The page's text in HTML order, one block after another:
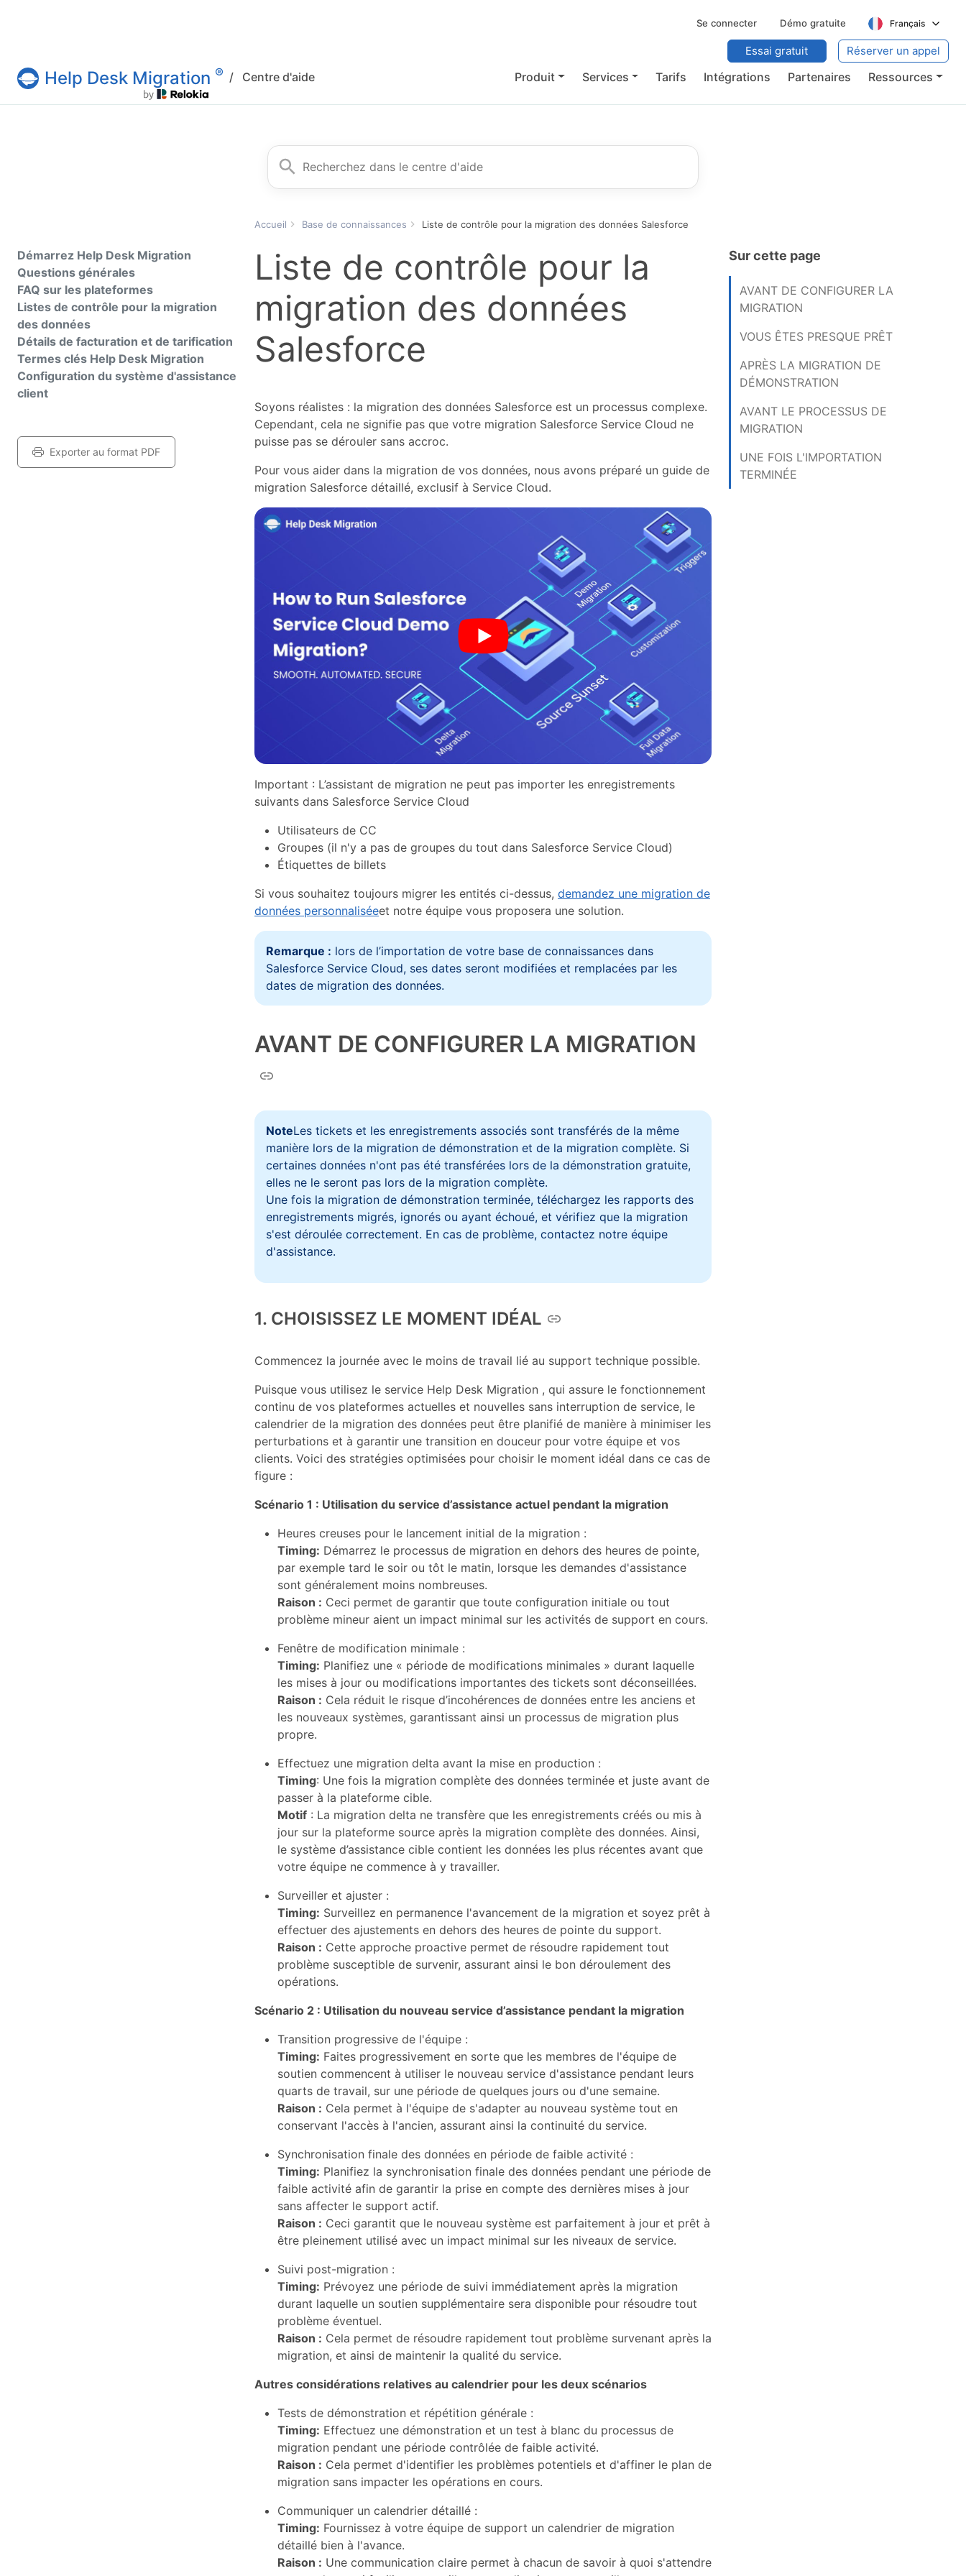
Se connecter Démo gratuite Français
Service Help Desk Migration
Help Desk Migration ® / Centre d'aide Produit Services Tarifs Intégrations Partenaires Ressources
Essai gratuit Réserver un appel
Rechercher
Accueil Base de connaissances Liste de contrôle pour la migration des données Salesforce
Démarrez Help Desk Migration
Questions générales
FAQ sur les plateformes
Listes de contrôle pour la migration
des données
Détails de facturation et de tarification
Termes clés Help Desk Migration
Configuration du système d'assistance
client
Exporter au format PDF
Liste de contrôle pour la
migration des données
Salesforce
Soyons réalistes : la migration des données Salesforce est un processus complexe.
Cependant, cela ne signifie pas que votre migration Salesforce Service Cloud ne
puisse pas se dérouler sans accroc.
Pour vous aider dans la migration de vos données, nous avons préparé un guide de
migration Salesforce détaillé, exclusif à Service Cloud.
Important : L’assistant de migration ne peut pas importer les enregistrements
suivants dans Salesforce Service Cloud
Utilisateurs de CC
Groupes (il n'y a pas de groupes du tout dans Salesforce Service Cloud)
Étiquettes de billets
Si vous souhaitez toujours migrer les entités ci-dessus, demandez une migration de
données personnaliséeet notre équipe vous proposera une solution.
Remarque : lors de l’importation de votre base de connaissances dans
Salesforce Service Cloud, ses dates seront modifiées et remplacées par les
dates de migration des données.
AVANT DE CONFIGURER LA MIGRATION
NoteLes tickets et les enregistrements associés sont transférés de la même
manière lors de la migration de démonstration et de la migration complète. Si
certaines données n'ont pas été transférées lors de la démonstration gratuite,
elles ne le seront pas lors de la migration complète.
Une fois la migration de démonstration terminée, téléchargez les rapports des
enregistrements migrés, ignorés ou ayant échoué, et vérifiez que la migration
s'est déroulée correctement. En cas de problème, contactez notre équipe
d'assistance.
1. CHOISISSEZ LE MOMENT IDÉAL
Commencez la journée avec le moins de travail lié au support technique possible.
Puisque vous utilisez le service Help Desk Migration , qui assure le fonctionnement
continu de vos plateformes actuelles et nouvelles sans interruption de service, le
calendrier de la migration des données peut être planifié de manière à minimiser les
perturbations et à garantir une transition en douceur pour votre équipe et vos
clients. Voici des stratégies optimisées pour choisir le moment idéal dans ce cas de
figure :
Scénario 1 : Utilisation du service d’assistance actuel pendant la migration
Heures creuses pour le lancement initial de la migration :
Timing: Démarrez le processus de migration en dehors des heures de pointe,
par exemple tard le soir ou tôt le matin, lorsque les demandes d'assistance
sont généralement moins nombreuses.
Raison : Ceci permet de garantir que toute configuration initiale ou tout
problème mineur aient un impact minimal sur les activités de support en cours.
Fenêtre de modification minimale :
Timing: Planifiez une « période de modifications minimales » durant laquelle
les mises à jour ou modifications importantes des tickets sont déconseillées.
Raison : Cela réduit le risque d’incohérences de données entre les anciens et
les nouveaux systèmes, garantissant ainsi un processus de migration plus
propre.
Effectuez une migration delta avant la mise en production :
Timing: Une fois la migration complète des données terminée et juste avant de
passer à la plateforme cible.
Motif : La migration delta ne transfère que les enregistrements créés ou mis à
jour sur la plateforme source après la migration complète des données. Ainsi,
le système d’assistance cible contient les données les plus récentes avant que
votre équipe ne commence à y travailler.
Surveiller et ajuster :
Timing: Surveillez en permanence l'avancement de la migration et soyez prêt à
effectuer des ajustements en dehors des heures de pointe du support.
Raison : Cette approche proactive permet de résoudre rapidement tout
problème susceptible de survenir, assurant ainsi le bon déroulement des
opérations.
Scénario 2 : Utilisation du nouveau service d’assistance pendant la migration
Transition progressive de l'équipe :
Timing: Faites progressivement en sorte que les membres de l'équipe de
soutien commencent à utiliser le nouveau service d'assistance pendant leurs
quarts de travail, sur une période de quelques jours ou d'une semaine.
Raison : Cela permet à l'équipe de s'adapter au nouveau système tout en
conservant l'accès à l'ancien, assurant ainsi la continuité du service.
Synchronisation finale des données en période de faible activité :
Timing: Planifiez la synchronisation finale des données pendant une période de
faible activité afin de garantir la prise en compte des dernières mises à jour
sans affecter le support actif.
Raison : Ceci garantit que le nouveau système est parfaitement à jour et prêt à
être pleinement utilisé avec un impact minimal sur les niveaux de service.
Suivi post-migration :
Timing: Prévoyez une période de suivi immédiatement après la migration
durant laquelle un soutien supplémentaire sera disponible pour résoudre tout
problème éventuel.
Raison : Cela permet de résoudre rapidement tout problème survenant après la
migration, et ainsi de maintenir la qualité du service.
Autres considérations relatives au calendrier pour les deux scénarios
Tests de démonstration et répétition générale :
Timing: Effectuez une démonstration et un test à blanc du processus de
migration pendant une période contrôlée de faible activité.
Raison : Cela permet d'identifier les problèmes potentiels et d'affiner le plan de
migration sans impacter les opérations en cours.
Communiquer un calendrier détaillé :
Timing: Fournissez à votre équipe de support un calendrier de migration
détaillé bien à l'avance.
Raison : Une communication claire permet à chacun de savoir à quoi s'attendre
Sur cette page
AVANT DE CONFIGURER LA
MIGRATION
VOUS ÊTES PRESQUE PRÊT
APRÈS LA MIGRATION DE
DÉMONSTRATION
AVANT LE PROCESSUS DE
MIGRATION
UNE FOIS L'IMPORTATION
TERMINÉE